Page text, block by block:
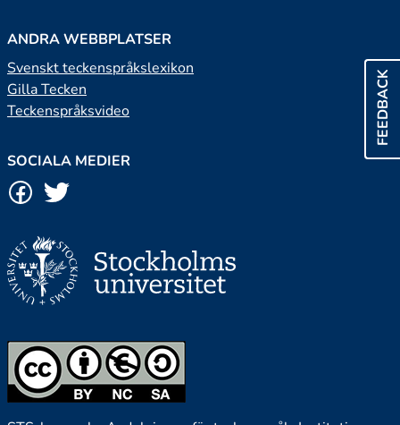
FEEDBACK
ANDRA WEBBPLATSER
Svenskt teckenspråkslexikon
Gilla Tecken
Teckenspråksvideo
SOCIALA MEDIER